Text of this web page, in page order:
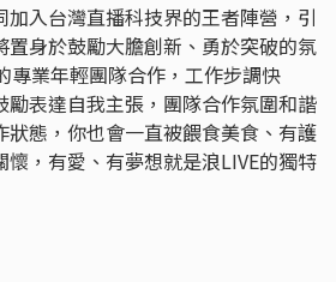
加入台灣直播科技界的王者陣營，引
置身於鼓勵大膽創新、勇於突破的氛
專業年輕團隊合作，工作步調快
勵表達自我主張，團隊合作氛圍和諧
狀態，你也會一直被餵食美食、有護
，有愛、有夢想就是浪LIVE的獨特